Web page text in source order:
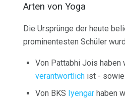
Arten von Yoga
Die Ursprünge der heute
prominentesten Schüler
Von Pattabhi Jois haben
verantwortlich ist - sowie
Von BKS Iyengar haben